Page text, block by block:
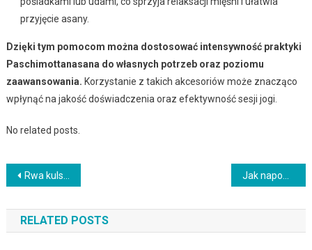
przyjęcie asany.
Dzięki tym pomocom można dostosować intensywność praktyki
Paschimottanasana do własnych potrzeb oraz poziomu
zaawansowania. Korzystanie z takich akcesoriów może znacząco
wpłynąć na jakość doświadczenia oraz efektywność sesji jogi.
No related posts.
Nawigacja
wpisu
Rwa kulszowa a bieganie: jak zapobiegać i leczyć objawy?
RELATED POSTS